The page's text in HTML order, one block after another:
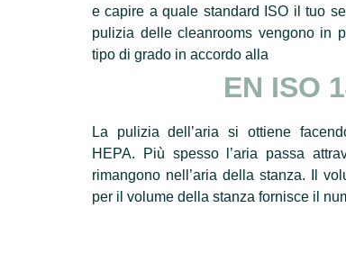
e capire a quale standard ISO il tuo
pulizia delle cleanrooms vengono in
tipo di grado in accordo alla
EN ISO
La pulizia dell’aria si ottiene
HEPA. Più spesso l’aria passa
rimangono nell’aria della stanza. Il
per il volume della stanza fornisce il